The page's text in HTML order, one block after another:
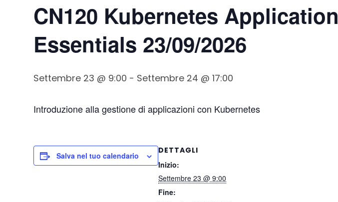
CN120 Kubernetes Application
Essentials 23/09/2026
Settembre 23 @ 9:00 - Settembre 24 @ 17:00
Introduzione alla gestione di applicazioni con Kubernetes
Salva nel tuo calendario
DETTAGLI
Inizio:
Settembre 23 @ 9:00
Fine: